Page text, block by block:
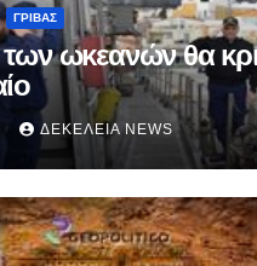
ΓΡΊΒΑΣ
ωκεανών θα
ΔΕΚΈΛΕΙΑ NEWS